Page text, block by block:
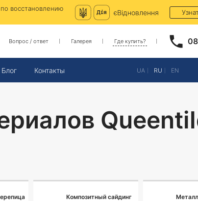
восстановлению
єВідновлення
Вопрос / ответ Галерея Где купить?
Блог Контакты UA RU EN
Композитный сайдинг